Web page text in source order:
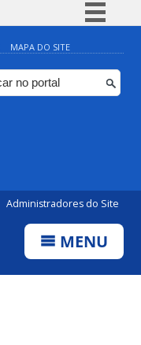
Simplifique!
Comunica BR
Participe
MAPA DO SITE
Administradores do Site
MENU